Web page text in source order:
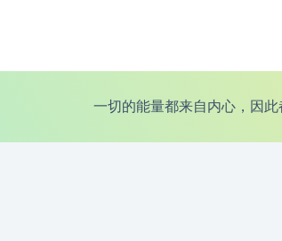
一切的能量都来自内心，因此